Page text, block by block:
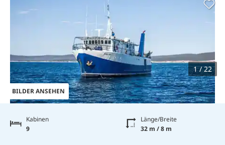
BILDER ANSEHEN
1 / 22
Kabinen
9
Länge/Breite
32 m / 8 m